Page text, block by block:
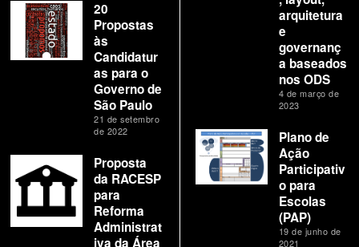
20
Propostas
às
Candidatur
as para o
Governo de
São Paulo
21 de setembro
de 2022
Proposta
da RACESP
para
Reforma
Administrat
iva da Área
arquitetura
e
governanç
a baseados
nos ODS
4 de março de
2023
Plano de
Ação
Participativ
o para
Escolas
(PAP)
19 de junho de
2021